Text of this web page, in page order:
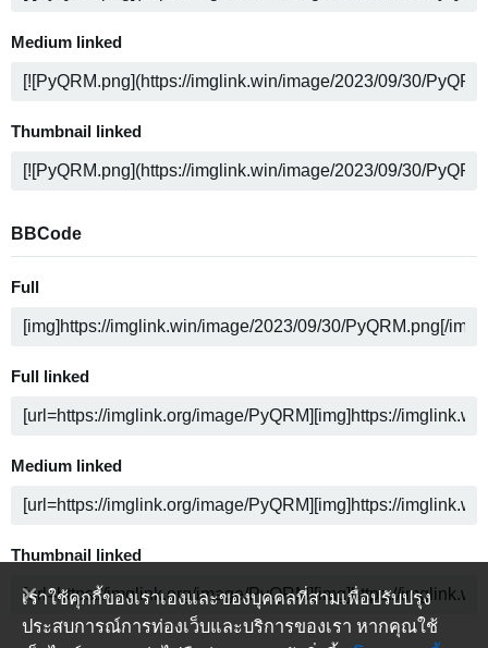
Medium linked
Thumbnail linked
BBCode
Full
Full linked
Medium linked
Thumbnail linked
เราใช้คุกกี้ของเราเองและของบุคคลที่สามเพื่อปรับปรุง
ประสบการณ์การท่องเว็บและบริการของเรา หากคุณใช้